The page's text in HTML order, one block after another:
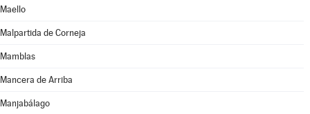
Maello
Malpartida de Corneja
Mamblas
Mancera de Arriba
Manjabálago